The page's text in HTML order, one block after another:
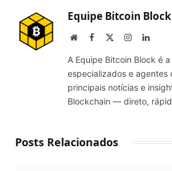
Equipe Bitcoin Block
WebsiteFacebook Instagram
A Equipe Bitcoin Block é
especializados e agentes
principais notícias e
Blockchain — direto,
Posts Relacionados